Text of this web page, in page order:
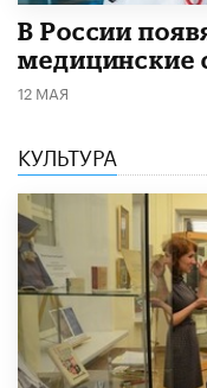
В России
медицинские
12 МАЯ
КУЛЬТУРА